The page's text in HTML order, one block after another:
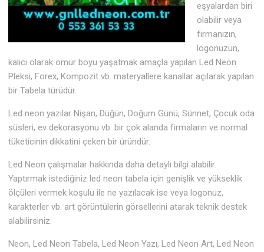
eşyalardan biri
olabilir veya
firmanızın,
logonuzun,
kalıcı olarak ömür boyu yaşatmak amaçla yapılan Led Neon
Pleksi, Forex, Kompozit vb. materyallere kanallar açılarak yapılan
bir Tabela türüdür.
Led neon yazılar Nişan, Düğün, Doğum Günü, Sünnet, Çocuk oda
süsleri, ev dekorasyonu vb. bir çok alanda firmaların ve normal
tüketicinin dikkatini çeken bir üründür.
Led Neon çalışmalar hakkında daha detaylı bilgi alabilir.
Yaptırmak istediğiniz led neon tabela için genişlik ve yükseklik
ölçüleri vermek koşulu ile ne yazılacak ise veya logonuz,
karakterler vb. art görüntülerin görsellerini atarak teknik destek
alabilirsiniz.
Neon, Led Neon Tabela, Led Neon Yazı, Led Neon Art, Led Neon